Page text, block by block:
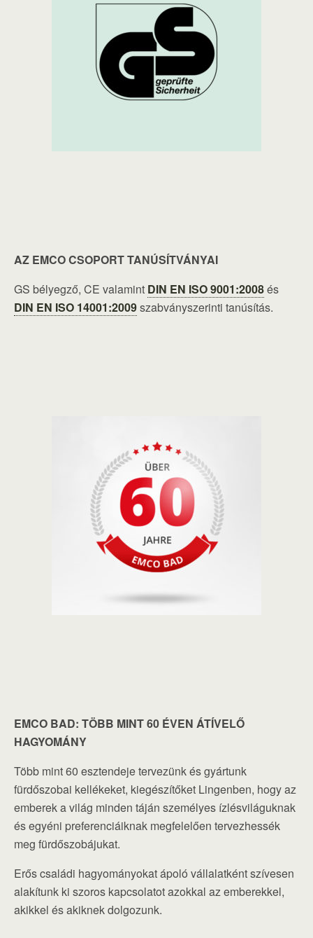
AZ EMCO CSOPORT TANÚSÍTVÁNYAI
GS bélyegző, CE valamint DIN EN ISO 9001:2008és
DIN EN ISO 14001:2009szabványszerinti tanúsítás.
EMCO BAD: TÖBB MINT 60 ÉVEN ÁTÍVELŐ
HAGYOMÁNY
Több mint 60 esztendeje tervezünk és gyártunk
fürdőszobai kellékeket, kiegészítőket Lingenben, hogy az
emberek a világ minden táján személyes ízlésviláguknak
és egyéni preferenciáiknak megfelelően tervezhessék
meg fürdőszobájukat.
Erős családi hagyományokat ápoló vállalatként szívesen
alakítunk ki szoros kapcsolatot azokkal az emberekkel,
akikkel és akiknek dolgozunk.